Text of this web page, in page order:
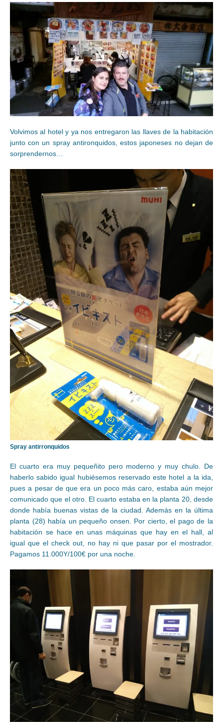
Volvimos al hotel y ya nos entregaron las llaves de la habitación
junto con un spray antironquidos, estos japoneses no dejan de
sorprendernos…
Spray antirronquidos
El cuarto era muy pequeñito pero moderno y muy chulo. De
haberlo sabido igual hubiésemos reservado este hotel a la ida,
pues a pesar de que era un poco más caro, estaba aún mejor
comunicado que el otro. El cuarto estaba en la planta 20, desde
donde había buenas vistas de la ciudad. Además en la última
planta (28) había un pequeño onsen. Por cierto, el pago de la
habitación se hace en unas máquinas que hay en el hall, al
igual que el check out, no hay ni que pasar por el mostrador.
Pagamos 11.000Y/100€ por una noche.